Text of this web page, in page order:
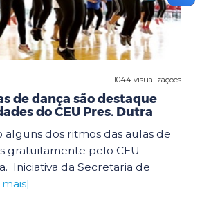
1044 visualizações
de dança são destaque
do CEU Pres. Dutra
alguns dos ritmos das aulas de
gratuitamente pelo CEU
Iniciativa da Secretaria de